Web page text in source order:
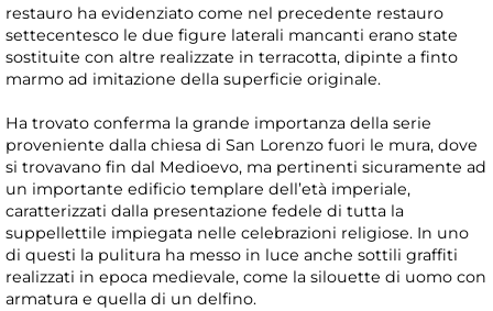
restauro ha evidenziato come nel precedente restauro
settecentesco le due figure laterali mancanti erano state
sostituite con altre realizzate in terracotta, dipinte a finto
marmo ad imitazione della superficie originale.
Ha trovato conferma la grande importanza della serie
proveniente dalla chiesa di San Lorenzo fuori le mura, dove
si trovavano fin dal Medioevo, ma pertinenti sicuramente ad
un importante edificio templare dell’età imperiale,
caratterizzati dalla presentazione fedele di tutta la
suppellettile impiegata nelle celebrazioni religiose. In uno
di questi la pulitura ha messo in luce anche sottili graffiti
realizzati in epoca medievale, come la silouette di uomo con
armatura e quella di un delfino.